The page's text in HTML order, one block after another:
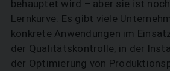
behauptet wird – aber sie ist
Lernkurve. Es gibt viele
konkrete Anwendungen im
der Qualitätskontrolle, in der
der Optimierung von